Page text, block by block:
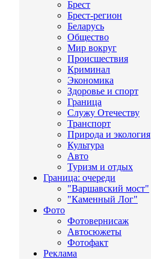
Брест
Брест-регион
Беларусь
Общество
Мир вокруг
Происшествия
Криминал
Экономика
Здоровье и спорт
Граница
Служу Отечеству
Транспорт
Природа и экология
Культура
Авто
Туризм и отдых
Граница: очереди
"Варшавский мост"
"Каменный Лог"
Фото
Фотовернисаж
Автосюжеты
Фотофакт
Реклама